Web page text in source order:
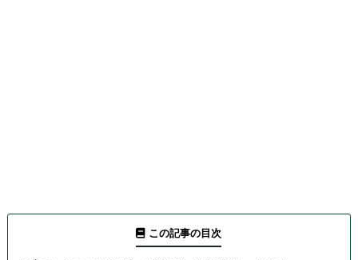
この記事の目次